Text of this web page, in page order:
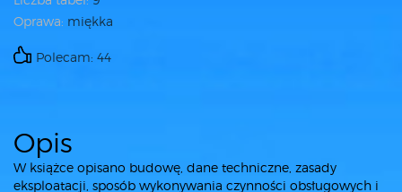
Oprawa: miękka
Polecam: 44
Opis
W książce opisano budowę, dane techniczne, zasady
eksploatacji, sposób wykonywania czynności obsługowych i